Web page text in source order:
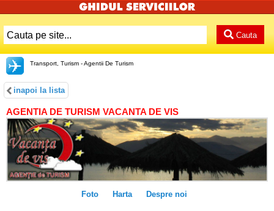
Cauta
Transport, Turism - Agentii De Turism
inapoi la lista
AGENTIA DE TURISM VACANTA DE VIS
Foto Harta Despre noi